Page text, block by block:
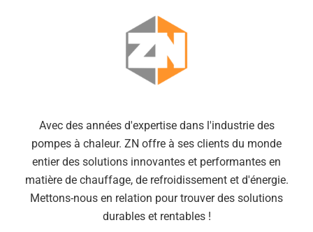
Avec des années d'expertise dans l'industrie des
pompes à chaleur. ZN offre à ses clients du monde
entier des solutions innovantes et performantes en
matière de chauffage, de refroidissement et d'énergie.
Mettons-nous en relation pour trouver des solutions
durables et rentables !